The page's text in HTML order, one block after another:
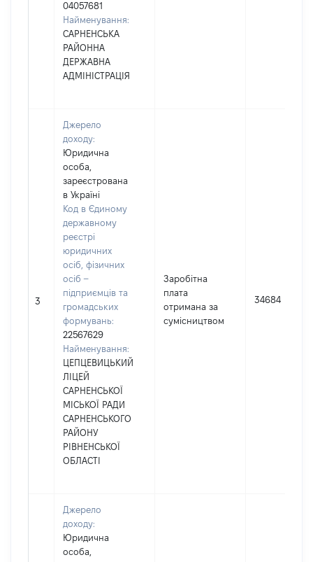
04057681
Найменування:
САРНЕНСЬКА
РАЙОННА
ДЕРЖАВНА
АДМІНІСТРАЦІЯ
3
Джерело
доходу:
Юридична
особа,
зареєстрована
в Україні
Код в Єдиному
державному
реєстрі
юридичних
осіб, фізичних
осіб –
підприємців та
громадських
формувань:
22567629
Найменування:
ЦЕПЦЕВИЦЬКИЙ
ЛІЦЕЙ
САРНЕНСЬКОЇ
МІСЬКОЇ РАДИ
САРНЕНСЬКОГО
РАЙОНУ
РІВНЕНСЬКОЇ
ОБЛАСТІ
Заробітна
плата
отримана за
сумісництвом
34684
Джерело
доходу:
Юридична
особа,